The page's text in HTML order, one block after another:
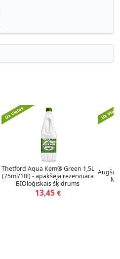
Thetford Aqua Kem® Green 1,5L
(75ml/10l) - apakšēja rezervuāra
BIOloģiskais šķidrums
13,45 €